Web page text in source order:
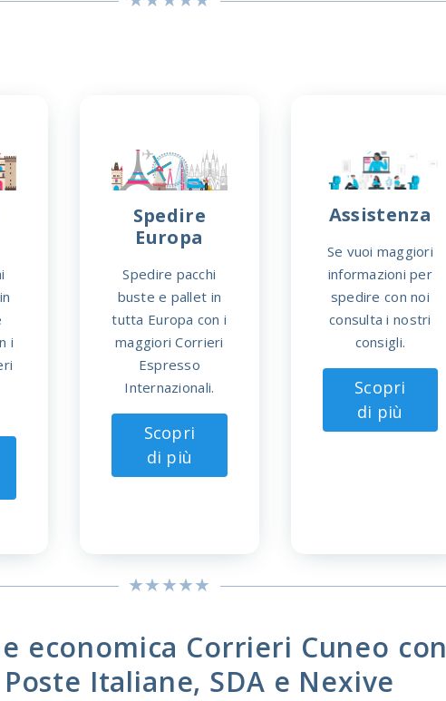
i
Spedire
Europa
Spedire pacchi
buste e pallet in
tutta Europa con i
maggiori Corrieri
Espresso
Internazionali.
Scopri
di più
Assistenza
Se vuoi maggiori
informazioni per
spedire con noi
consulta i nostri
consigli.
Scopri
di più
economica Corrieri Cuneo con
Italiane, SDA e Nexive